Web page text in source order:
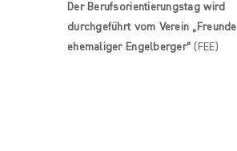
Der Berufsorientierungstag wird
durchgeführt vom Verein „Freunde
ehemaliger Engelberger“ (FEE)